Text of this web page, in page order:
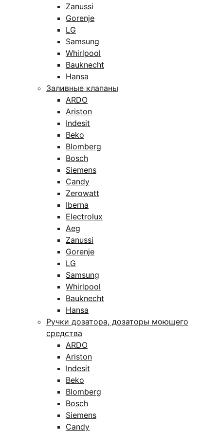
Zanussi
Gorenje
LG
Samsung
Whirlpool
Bauknecht
Hansa
Заливные клапаны
ARDO
Ariston
Indesit
Beko
Blomberg
Bosch
Siemens
Candy
Zerowatt
Iberna
Electrolux
Aeg
Zanussi
Gorenje
LG
Samsung
Whirlpool
Bauknecht
Hansa
Ручки дозатора, дозаторы моющего
средства
ARDO
Ariston
Indesit
Beko
Blomberg
Bosch
Siemens
Candy